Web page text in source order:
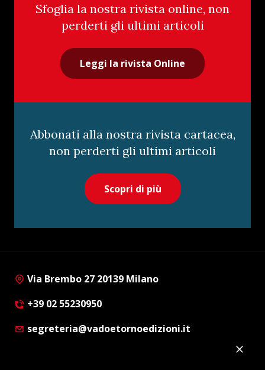
Sfoglia la nostra rivista online, non
perderti gli ultimi articoli
Leggi la rivista Online
Abbonati alla nostra rivista cartacea,
non perderti gli ultimi articoli
Scopri di più
Via Brembo 27 20139 Milano
+39 02 55230950
segreteria@vadoetornoedizioni.it